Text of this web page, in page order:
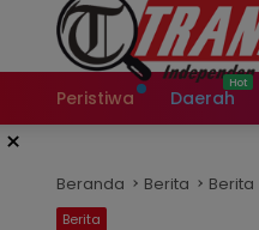
Peristiwa
Daerah
×
Beranda Berita Berita
Berita